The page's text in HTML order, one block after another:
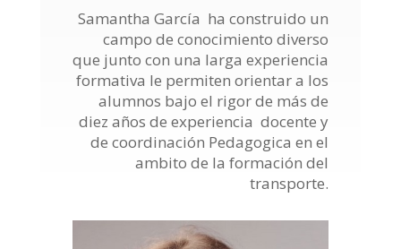
Samantha García ha construido un
campo de conocimiento diverso
que junto con una larga experiencia
formativa le permiten orientar a los
alumnos bajo el rigor de más de
diez años de experiencia docente y
de coordinación Pedagogica en el
ambito de la formación del
transporte.